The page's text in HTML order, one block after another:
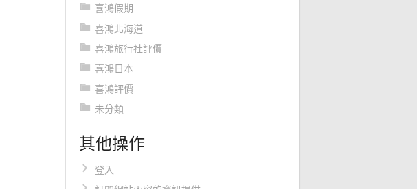
喜鴻假期
喜鴻北海道
喜鴻旅行社評價
喜鴻日本
喜鴻評價
未分類
其他操作
登入